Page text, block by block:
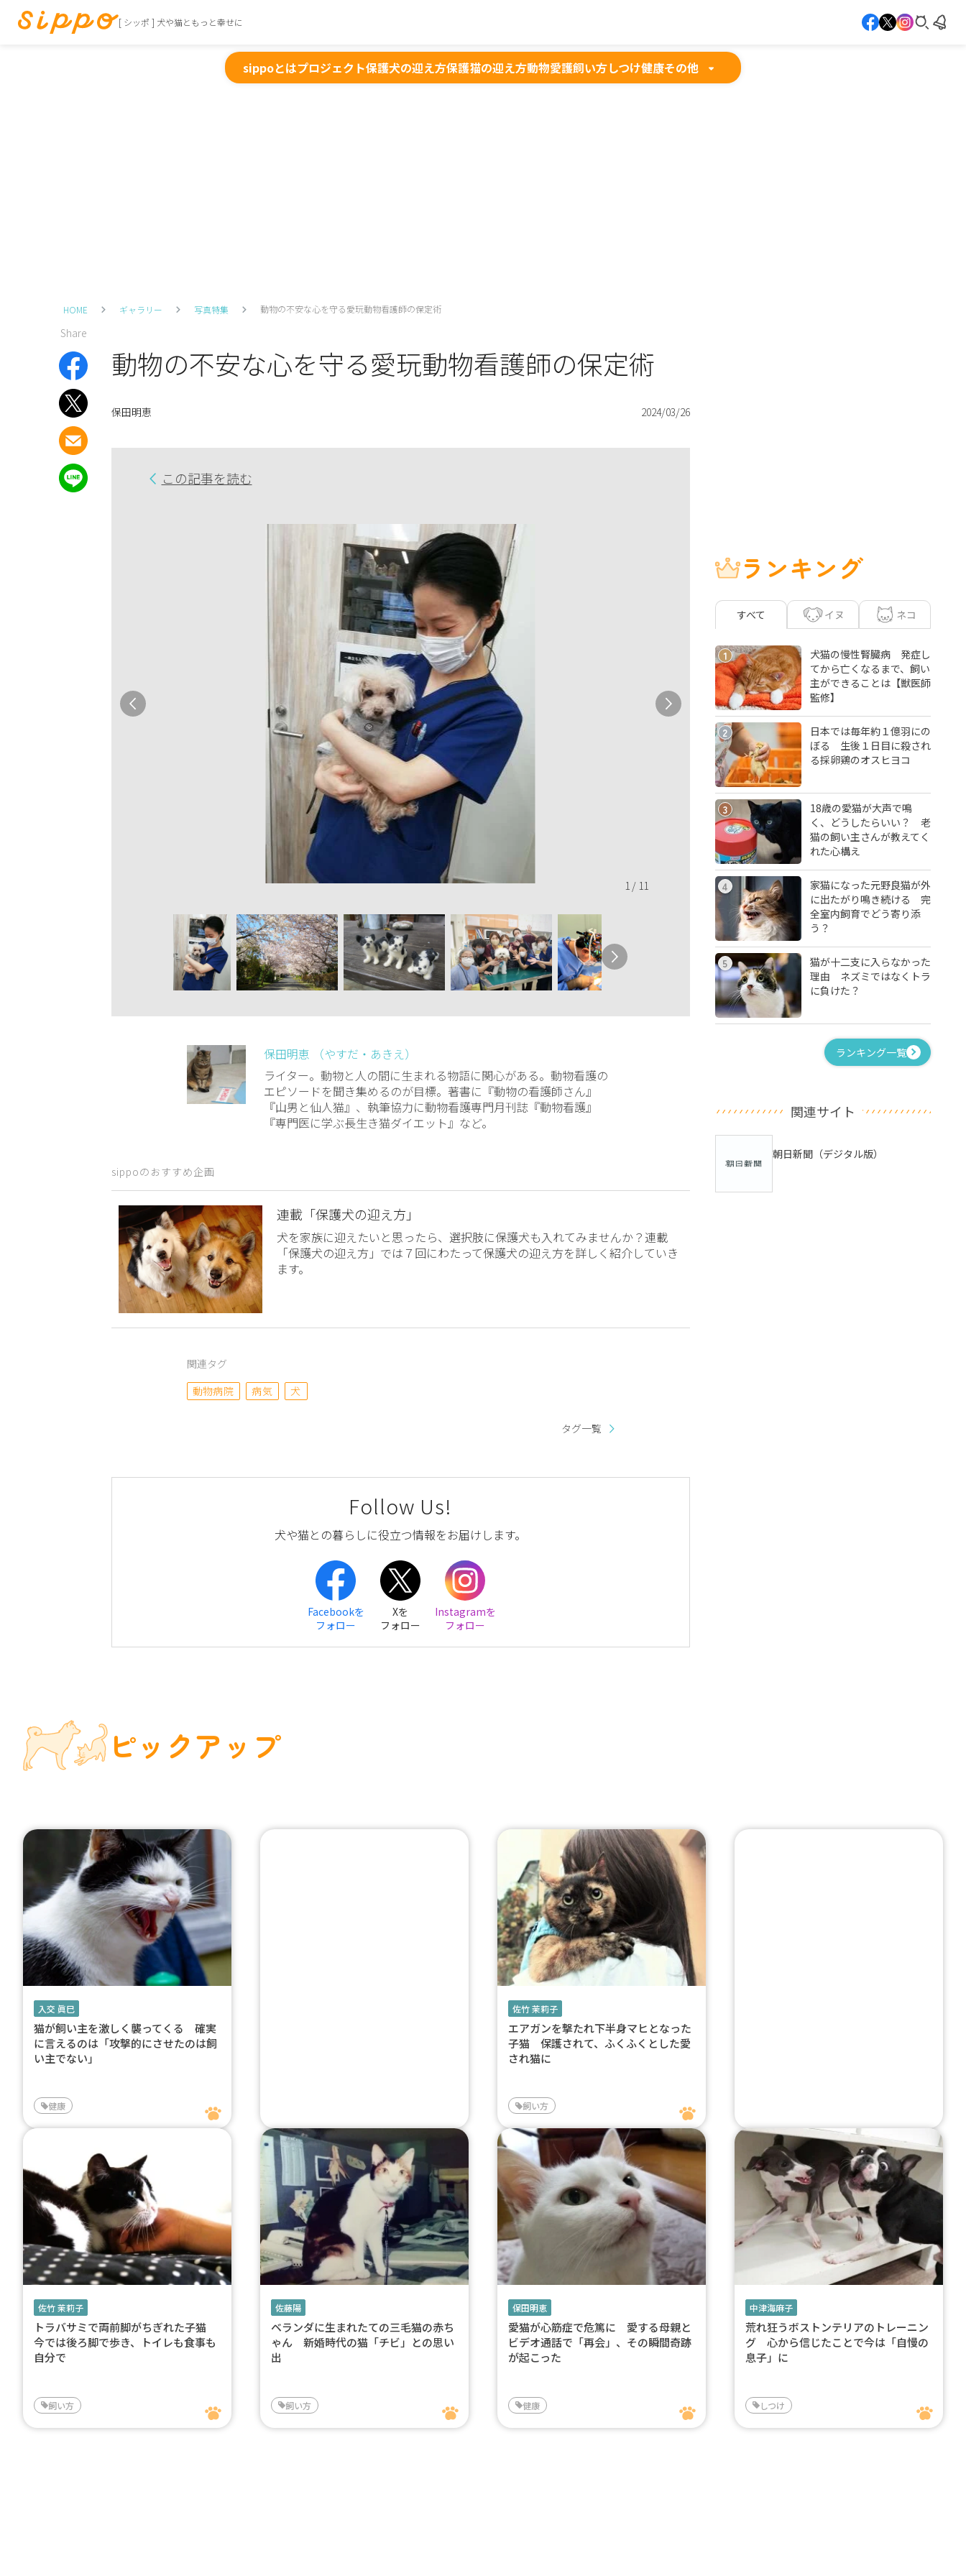
[ シッポ ] 犬や猫ともっと幸せに
sippoとはプロジェクト保護犬の迎え方保護猫の迎え方動物愛護飼い方しつけ健康その他
HOME ギャラリー 写真特集 動物の不安な心を守る愛玩動物看護師の保定術
Share
動物の不安な心を守る愛玩動物看護師の保定術
保田明恵 2024/03/26
この記事を読む
1 / 11
保田明恵 （やすだ・あきえ）
ライター。動物と人の間に生まれる物語に関心がある。動物看護の
エピソードを聞き集めるのが目標。著書に『動物の看護師さん』
『山男と仙人猫』、執筆協力に動物看護専門月刊誌『動物看護』
『専門医に学ぶ長生き猫ダイエット』など。
sippoのおすすめ企画
連載「保護犬の迎え方」
犬を家族に迎えたいと思ったら、選択肢に保護犬も入れてみませんか？連載
「保護犬の迎え方」では７回にわたって保護犬の迎え方を詳しく紹介していき
ます。
関連タグ
動物病院
病気 犬
タグ一覧
Follow Us!
犬や猫との暮らしに役立つ情報をお届けします。
Facebookを
フォロー
Xを
フォロー
Instagramを
フォロー
ランキング
すべて イヌ ネコ
1
犬猫の慢性腎臓病 発症し
てから亡くなるまで、飼い
主ができることは【獣医師
監修】
2
日本では毎年約１億羽にの
ぼる 生後１日目に殺され
る採卵鶏のオスヒヨコ
3
18歳の愛猫が大声で鳴
く、どうしたらいい？ 老
猫の飼い主さんが教えてく
れた心構え
4
家猫になった元野良猫が外
に出たがり鳴き続ける 完
全室内飼育でどう寄り添
う？
5
猫が十二支に入らなかった
理由 ネズミではなくトラ
に負けた？
ランキング一覧
関連サイト
朝日新聞（デジタル版）
ピックアップ
入交 眞巳
猫が飼い主を激しく襲ってくる 確実
に言えるのは「攻撃的にさせたのは飼
い主でない」
健康
佐竹 茉莉子
エアガンを撃たれ下半身マヒとなった
子猫 保護されて、ふくふくとした愛
され猫に
飼い方
佐竹 茉莉子
トラバサミで両前脚がちぎれた子猫
今では後ろ脚で歩き、トイレも食事も
自分で
飼い方
佐藤陽
ベランダに生まれたての三毛猫の赤ち
ゃん 新婚時代の猫「チビ」との思い
出
飼い方
保田明恵
愛猫が心筋症で危篤に 愛する母親と
ビデオ通話で「再会」、その瞬間奇跡
が起こった
健康
中津海麻子
荒れ狂うボストンテリアのトレーニン
グ 心から信じたことで今は「自慢の
息子」に
しつけ